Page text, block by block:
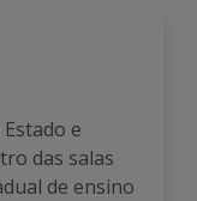
e
das salas
de ensino